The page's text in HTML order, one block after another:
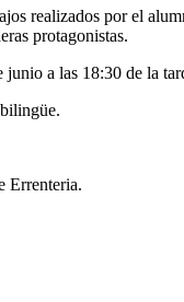
realizados por el
protagonistas.
a las 18:30 de la
Errenteria.